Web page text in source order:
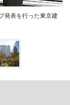
発表を行った東京建